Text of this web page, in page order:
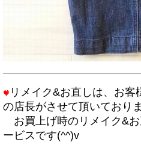
リメイク&お直しは、お
の店長がさせて頂いておりま
お買上げ時のリメイク&
ービスです(^^)v